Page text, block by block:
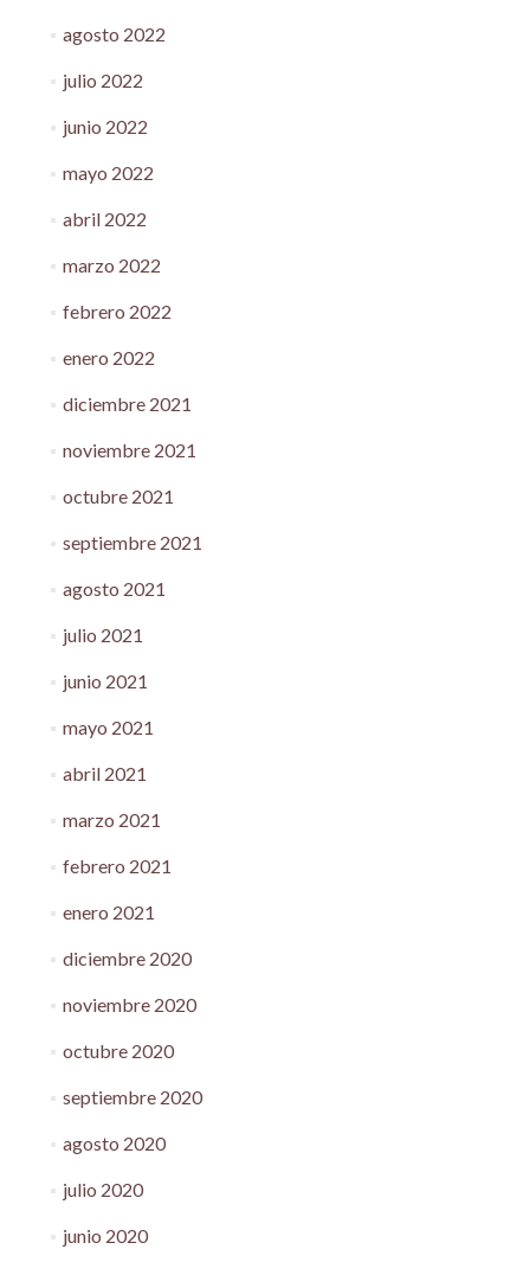
agosto 2022
julio 2022
junio 2022
mayo 2022
abril 2022
marzo 2022
febrero 2022
enero 2022
diciembre 2021
noviembre 2021
octubre 2021
septiembre 2021
agosto 2021
julio 2021
junio 2021
mayo 2021
abril 2021
marzo 2021
febrero 2021
enero 2021
diciembre 2020
noviembre 2020
octubre 2020
septiembre 2020
agosto 2020
julio 2020
junio 2020